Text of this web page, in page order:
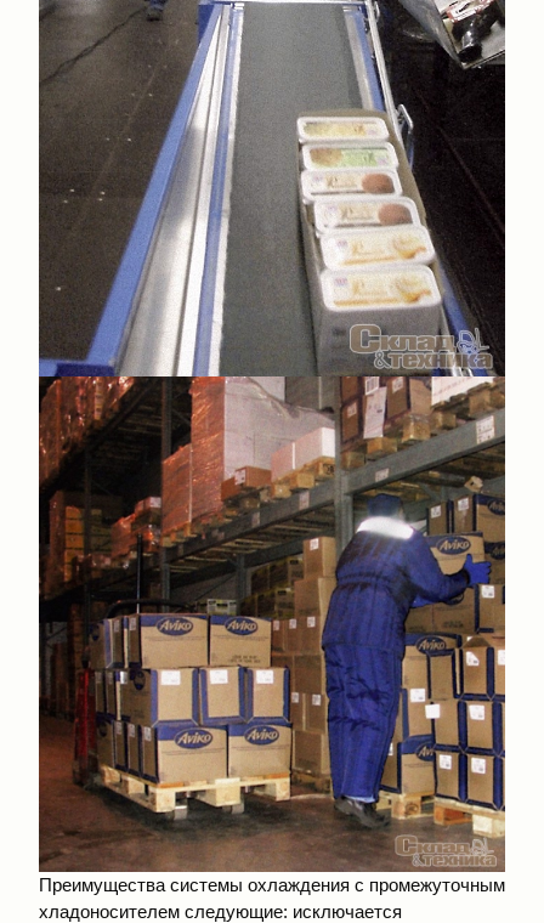
Преимущества системы охлаждения с промежуточным
хладоносителем следующие: исключается